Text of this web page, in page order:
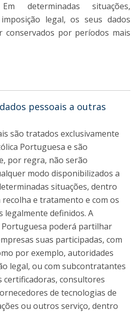
determinadas situações,
legal, os seus dados
conservados por períodos mais
pessoais a outras
são tratados exclusivamente
Portuguesa e são
por regra, não serão
modo disponibilizados a
situações, dentro
recolha e tratamento e com os
definidos. A
Portuguesa poderá partilhar
suas participadas, com
por exemplo, autoridades
legal, ou com subcontratantes
certificadoras, consultores
de tecnologias de
ou outros serviço, dentro